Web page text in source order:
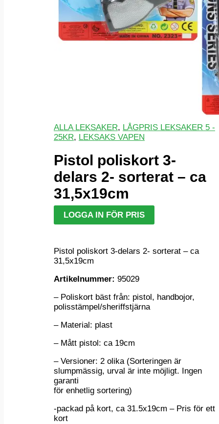
ALLA LEKSAKER, LÅGPRIS LEKSAKER 5 -
25KR, LEKSAKS VAPEN
Pistol poliskort 3-
delars 2- sorterat – ca
31,5x19cm
LOGGA IN FÖR PRIS
Pistol poliskort 3-delars 2- sorterat – ca
31,5x19cm
Artikelnummer: 95029
– Poliskort bäst från: pistol, handbojor,
polisstämpel/sheriffstjärna
– Material: plast
– Mått pistol: ca 19cm
– Versioner: 2 olika (Sorteringen är
slumpmässig, urval är inte möjligt. Ingen
garanti
för enhetlig sortering)
-packad på kort, ca 31.5x19cm – Pris för ett
kort